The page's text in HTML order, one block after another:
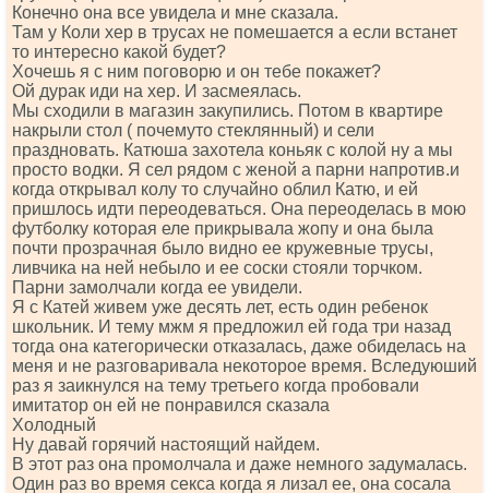
Конечно она все увидела и мне сказала.
Там у Коли хер в трусах не помешается а если встанет
то интересно какой будет?
Хочешь я с ним поговорю и он тебе покажет?
Ой дурак иди на хер. И засмеялась.
Мы сходили в магазин закупились. Потом в квартире
накрыли стол ( почемуто стеклянный) и сели
праздновать. Катюша захотела коньяк с колой ну а мы
просто водки. Я сел рядом с женой а парни напротив.и
когда открывал колу то случайно облил Катю, и ей
пришлось идти переодеваться. Она переоделась в мою
футболку которая еле прикрывала жопу и она была
почти прозрачная было видно ее кружевные трусы,
ливчика на ней небыло и ее соски стояли торчком.
Парни замолчали когда ее увидели.
Я с Катей живем уже десять лет, есть один ребенок
школьник. И тему мжм я предложил ей года три назад
тогда она категорически отказалась, даже обиделась на
меня и не разговаривала некоторое время. Вследуюший
раз я заикнулся на тему третьего когда пробовали
имитатор он ей не понравился сказала
Холодный
Ну давай горячий настоящий найдем.
В этот раз она промолчала и даже немного задумалась.
Один раз во время секса когда я лизал ее, она сосала